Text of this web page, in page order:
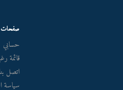
حسابي
قائمة
اتصل
سياسة